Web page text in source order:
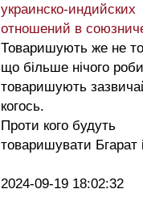
украинско-индийских
отношений в
Товаришують же не
що більше нічого
товаришують
когось.
Проти кого будуть
товаришувати Бгарат
2024-09-19 18:02:32